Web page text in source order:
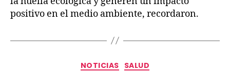
positivo en el medio ambiente, recordaron.
NOTICIAS SALUD